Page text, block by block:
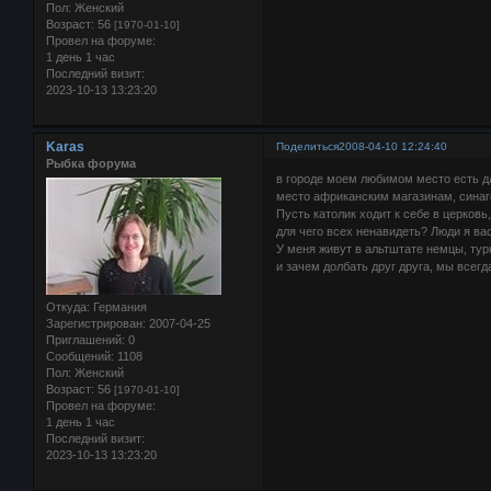
Пол: Женский
Возраст: 56 [1970-01-10]
Провел на форуме:
1 день 1 час
Последний визит:
2023-10-13 13:23:20
Поделиться2008-04-10 12:24:40
Karas
Рыбка форума
Откуда: Германия
Зарегистрирован: 2007-04-25
Приглашений: 0
Сообщений: 1108
Пол: Женский
Возраст: 56 [1970-01-10]
Провел на форуме:
1 день 1 час
Последний визит:
2023-10-13 13:23:20
в городе моем любимом место есть
место африканским магазинам,
Пусть католик ходит к себе в
для чего всех ненавидеть? Люди я
У меня живут в альтштате немцы,
и зачем долбать друг друга, мы